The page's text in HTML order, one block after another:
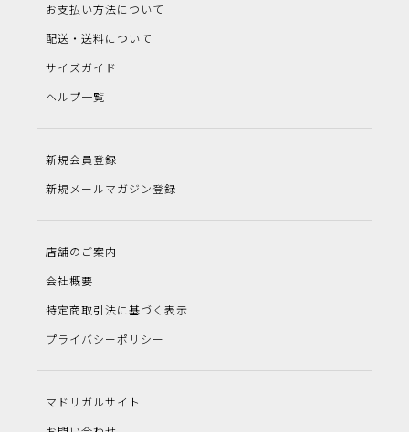
お支払い方法について
配送・送料について
サイズガイド
ヘルプ一覧
新規会員登録
新規メールマガジン登録
店舗のご案内
会社概要
特定商取引法に基づく表示
プライバシーポリシー
マドリガルサイト